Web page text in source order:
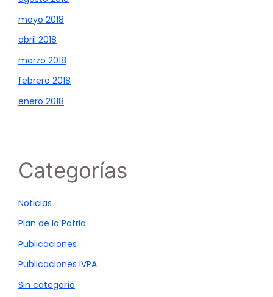
mayo 2018
abril 2018
marzo 2018
febrero 2018
enero 2018
Categorías
Noticias
Plan de la Patria
Publicaciones
Publicaciones IVPA
Sin categoría